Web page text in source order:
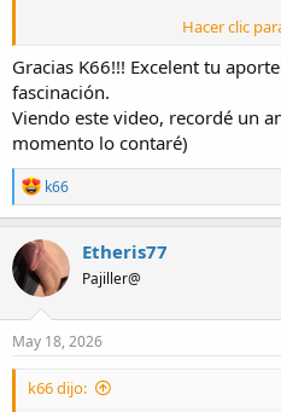
Hacer clic
Gracias K66!!! Excelent tu
fascinación.
Viendo este video, recordé un
momento lo contaré)
R
e
a
c
t
i
o
n
s
k66
Etheris77
Pajiller@
May 18, 2026
k66 dijo: